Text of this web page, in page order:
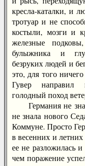
кресла-каталки, и
тротуар и не
костыли, мозги и
железные
булыжника и
безруких людей и
это, для того
Гувер направил
голодный поход
Германия не
не знала нового
Коммуне. Просто
в весенних и
ее не разложилась
чем поражение